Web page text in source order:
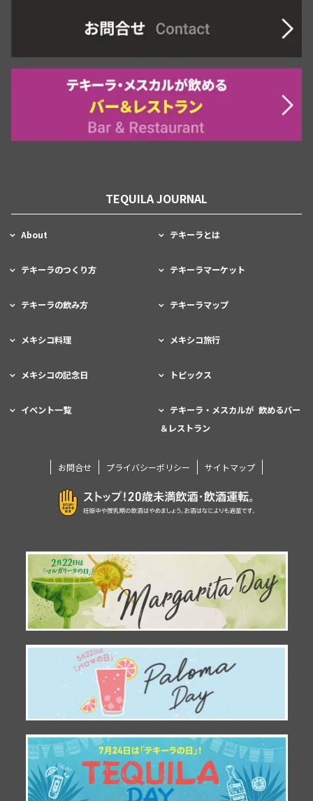
TEQUILA JOURNAL
About テキーラとは
テキーラのつくり方 テキーラマーケット
テキーラの飲み方 テキーラマップ
メキシコ料理 メキシコ旅行
メキシコの記念日 トピックス
イベント一覧
テキーラ・メスカルが 飲めるバー
＆レストラン
お問合せ プライバシーポリシー サイトマップ